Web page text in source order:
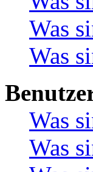
Was
Was
Was
Was